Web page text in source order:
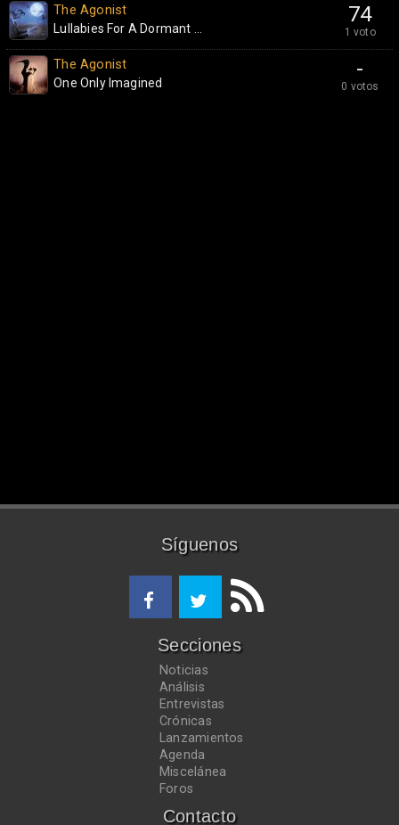
74
1 voto
The Agonist
Lullabies For A Dormant ...
-
0 votos
The Agonist
One Only Imagined
Síguenos
Secciones
Noticias
Análisis
Entrevistas
Crónicas
Lanzamientos
Agenda
Miscelánea
Foros
Contacto